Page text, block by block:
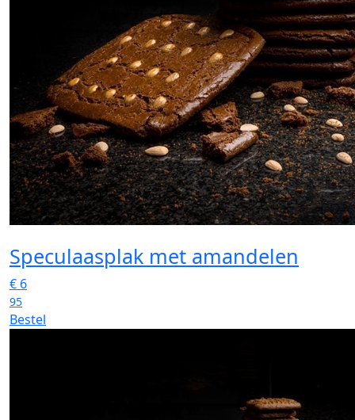
Speculaasplak met amandelen
€ 6
95
Bestel